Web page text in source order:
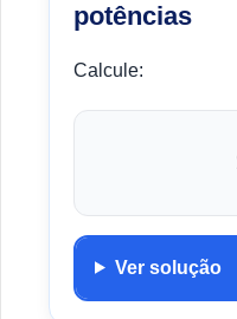
potências
Calcule:
Ver solução